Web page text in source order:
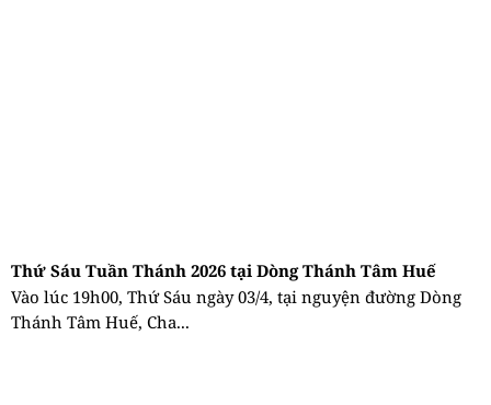
Thứ Sáu Tuần Thánh 2026 tại Dòng Thánh Tâm Huế
Vào lúc 19h00, Thứ Sáu ngày 03/4, tại nguyện đường Dòng
Thánh Tâm Huế, Cha...